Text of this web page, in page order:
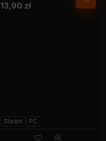
13,90 zł
Steam PC